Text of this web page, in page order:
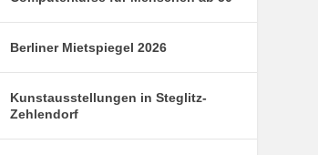
Berliner Mietspiegel 2026
Kunstausstellungen in Steglitz-
Zehlendorf